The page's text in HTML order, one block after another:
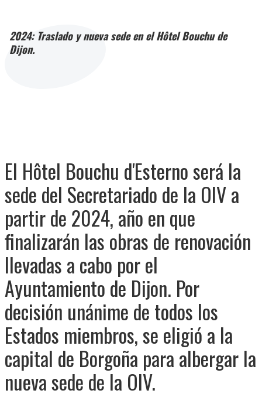
2024: Traslado y nueva sede en el Hôtel Bouchu de
Dijon.
El Hôtel Bouchu d'Esterno será la
sede del Secretariado de la OIV a
partir de 2024, año en que
finalizarán las obras de renovación
llevadas a cabo por el
Ayuntamiento de Dijon. Por
decisión unánime de todos los
Estados miembros, se eligió a la
capital de Borgoña para albergar la
nueva sede de la OIV.